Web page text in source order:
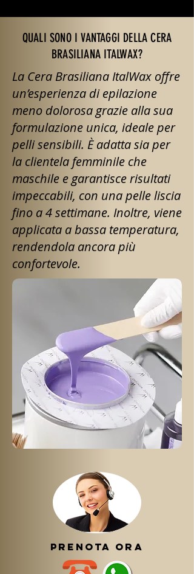
QUALI SONO I VANTAGGI DELLA CERA
BRASILIANA ITALWAX?
La Cera Brasiliana ItalWax offre
un’esperienza di epilazione
meno dolorosa grazie alla sua
formulazione unica, ideale per
pelli sensibili. È adatta sia per
la clientela femminile che
maschile e garantisce risultati
impeccabili, con una pelle liscia
fino a 4 settimane. Inoltre, viene
applicata a bassa temperatura,
rendendola ancora più
confortevole.
prenota ora